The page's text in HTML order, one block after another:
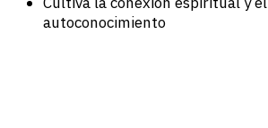
autoconocimiento